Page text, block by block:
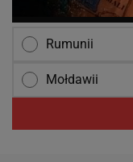
Rumunii
Mołdawii